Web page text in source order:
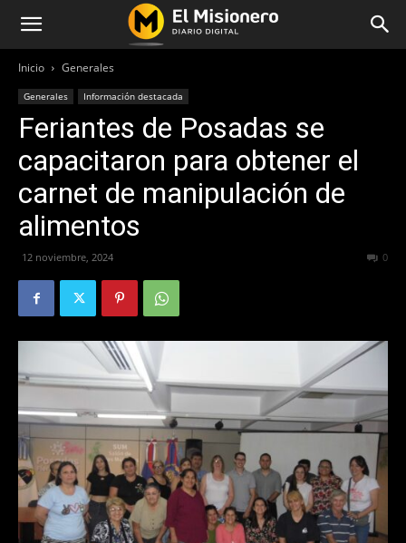
Inicio Generales
Generales Información destacada
Feriantes de Posadas se
capacitaron para obtener el
carnet de manipulación de
alimentos
12 noviembre, 2024 0